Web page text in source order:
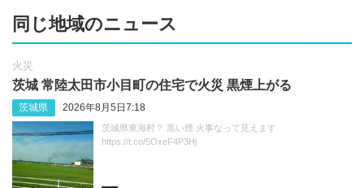
同じ地域のニュース
火災
茨城 常陸太田市小目町の住宅で火災 黒煙上がる
茨城県 2026年8月5日7:18
茨城県東海村？ 黒い煙 火事なって見えます
https://t.co/5OxeF4P3Hj